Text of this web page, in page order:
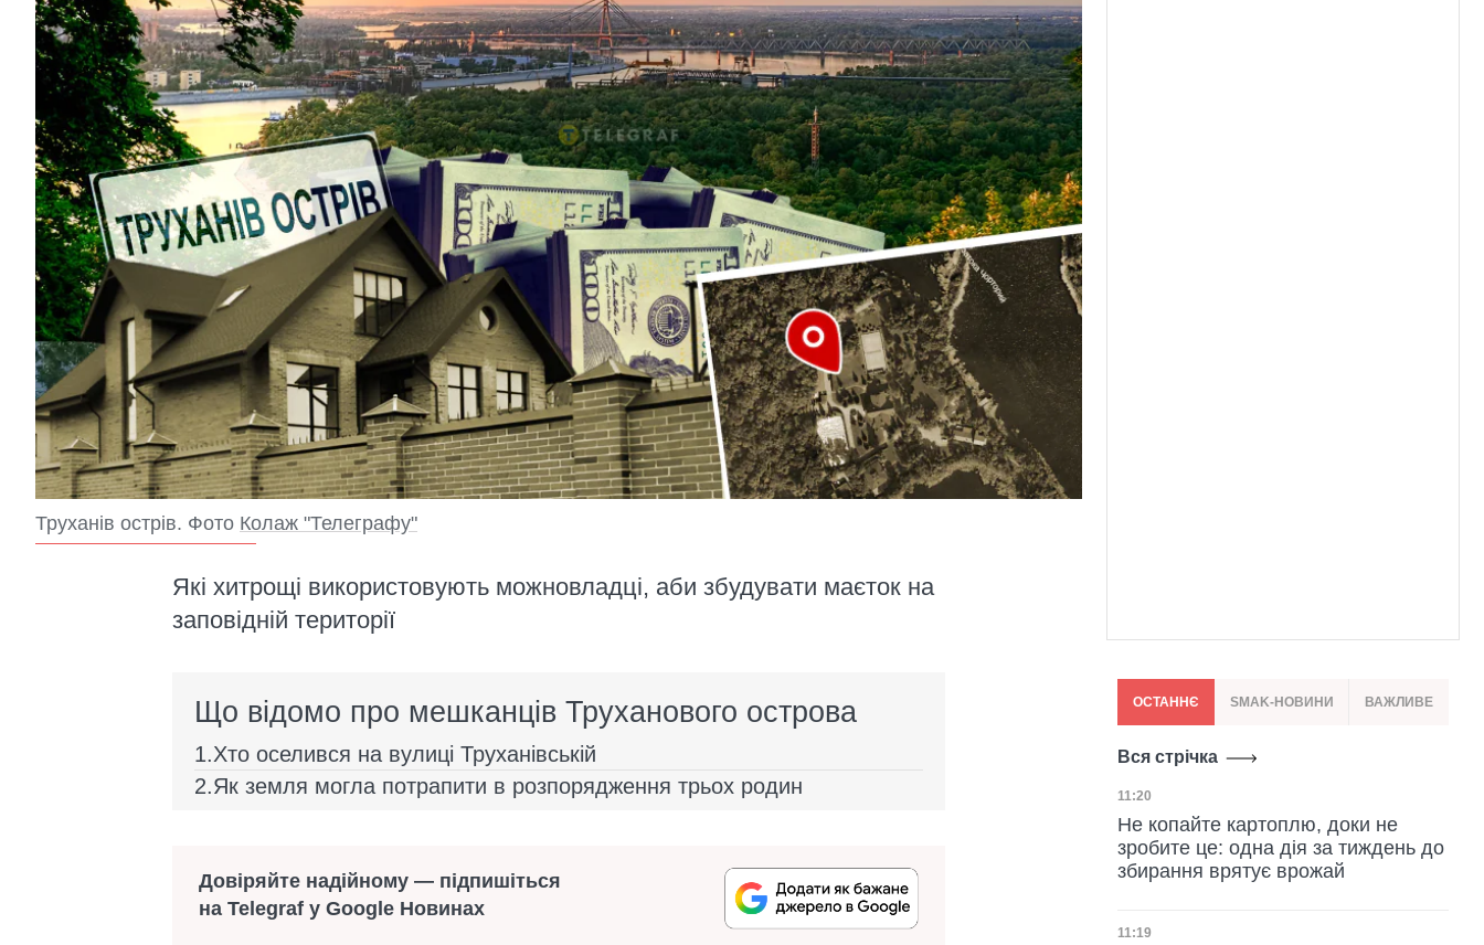
Труханів острів. Фото Колаж "Телеграфу"
Які хитрощі використовують можновладці, аби збудувати маєток на
заповідній території
Що відомо про мешканців Труханового острова
Хто оселився на вулиці Труханівській
Як земля могла потрапити в розпорядження трьох родин
Довіряйте надійному — підпишіться
на Telegraf у Google Новинах
ОСТАННЄ SMAK-НОВИНИ ВАЖЛИВЕ
Вся стрічка
Дата публікації
11:20
Не копайте картоплю, доки не
зробите це: одна дія за тиждень до
збирання врятує врожай
Дата публікації
11:19